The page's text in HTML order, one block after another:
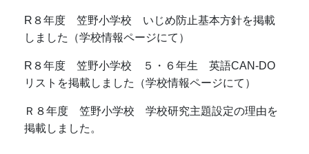
R８年度 笠野小学校 いじめ防止基本方針を掲載
しました（学校情報ページにて）
R８年度 笠野小学校 ５・６年生 英語CAN-DO
リストを掲載しました（学校情報ページにて）
Ｒ８年度 笠野小学校 学校研究主題設定の理由を
掲載しました。